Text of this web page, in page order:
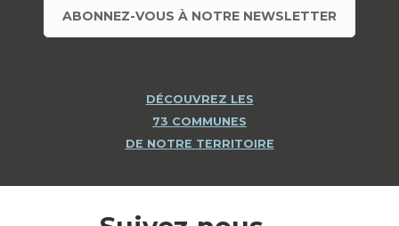
ABONNEZ-VOUS À NOTRE NEWSLETTER
DÉCOUVREZ LES
73 COMMUNES
DE NOTRE TERRITOIRE